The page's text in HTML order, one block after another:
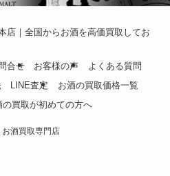
店｜全国からお酒を高価買取してお
合せ お客様の声
よくある質問
LINE査定
お酒の買取価格一覧
の買取が初めての方へ
酒買取専門店